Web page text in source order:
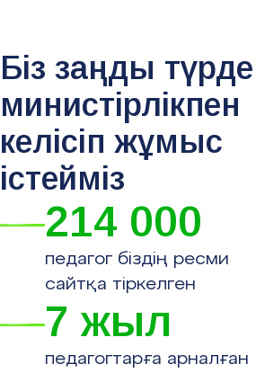
Біз заңды
министірлікпен
келісіп жұмыс
істейміз
214 000
педагог біздің ресми
сайтқа тіркелген
7 жыл
педагогтарға арналған